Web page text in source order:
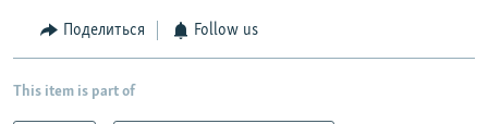
Поделиться Follow us
This item is part of